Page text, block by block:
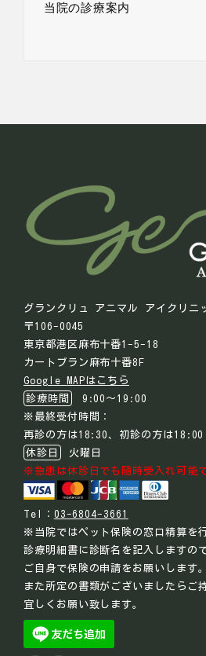
当院の診療案内
グランクリュ アニマル アイクリニ
〒106-0045
東京都港区麻布十番1-5-18
カートブラン麻布十番8F
Google MAPはこちら
診療時間
9:00～19:00
※最終受付時間：
再診の方は18:30、初診の方は18:00
休診日
火曜日
※急患は休診日でも随時受入れ可能
Tel： 03-6804-3661
※当院ではペット保険の窓口精算を
診療明細書に診断名を記入しますので
ご自身で保険の申請をお願いします。
また所定の書類がございましたらご
宜しくお願い致します。